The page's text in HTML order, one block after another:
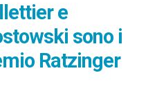
e
sono i
Ratzinger